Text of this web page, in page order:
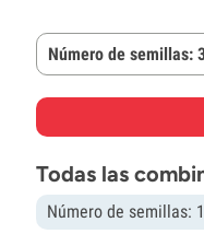
Número de semillas:
Todas las
Número de semillas: 1